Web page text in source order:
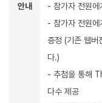
안내
- 참가자 전원에
- 참가자 전원
증정 (기존 웹버
다.)
- 추첨을 통해
다수 제공